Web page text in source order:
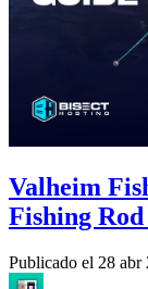
Valheim
Fishing
Publicado el 28 abr